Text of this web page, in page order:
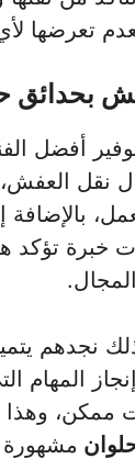
تعرضها
بحدائق
أفضل
نقل
بالإضافة
خبرة تؤكد
نجدهم
المهام
ممكن،
مشهورة